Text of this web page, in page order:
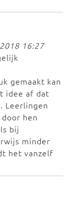
16:27
gemaakt kan
idee af dat
Leerlingen
hen
bij
minder
het vanzelf